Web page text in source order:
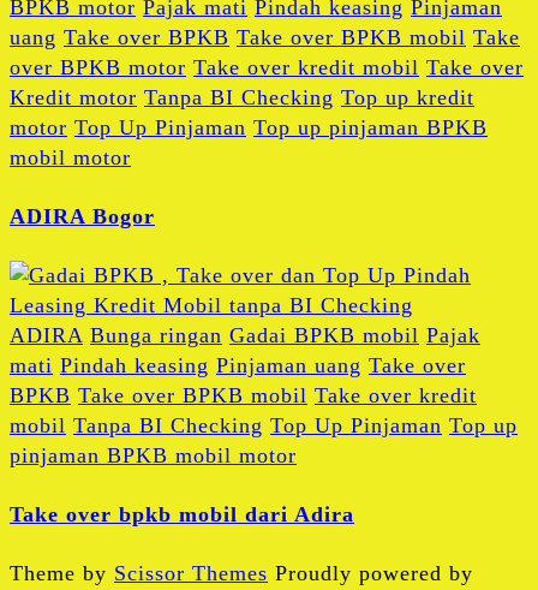
BPKB motor Pajak mati Pindah keasing Pinjaman
uang Take over BPKB Take over BPKB mobil Take
over BPKB motor Take over kredit mobil Take over
Kredit motor Tanpa BI Checking Top up kredit
motor Top Up Pinjaman Top up pinjaman BPKB
mobil motor
ADIRA Bogor
ADIRA Bunga ringan Gadai BPKB mobil Pajak
mati Pindah keasing Pinjaman uang Take over
BPKB Take over BPKB mobil Take over kredit
mobil Tanpa BI Checking Top Up Pinjaman Top up
pinjaman BPKB mobil motor
Take over bpkb mobil dari Adira
Theme by Scissor Themes Proudly powered by